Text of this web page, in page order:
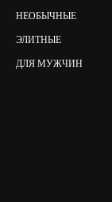
НЕОБЫЧНЫЕ
ЭЛИТНЫЕ
ДЛЯ МУЖЧИН